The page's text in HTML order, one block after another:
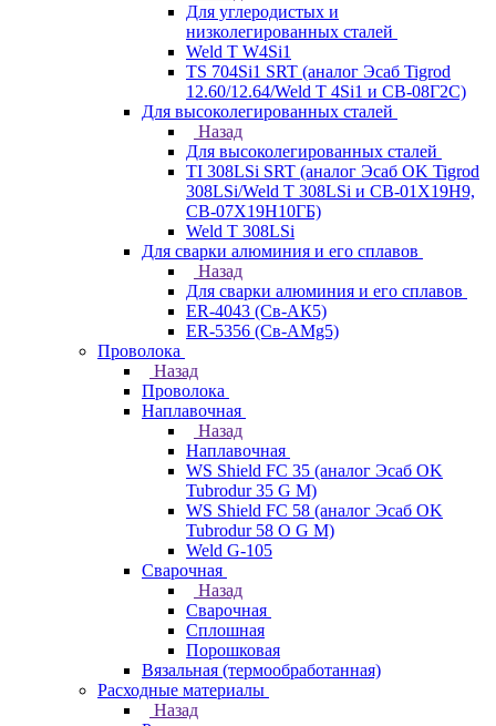
Для углеродистых и
низколегированных сталей
Weld T W4Si1
TS 704Si1 SRT (аналог Эсаб Tigrod
12.60/12.64/Weld T 4Si1 и СВ-08Г2С)
Для высоколегированных сталей
Назад
Для высоколегированных сталей
TI 308LSi SRT (аналог Эсаб OK Tigrod
308LSi/Weld T 308LSi и СВ-01Х19Н9,
СВ-07Х19Н10ГБ)
Weld T 308LSi
Для сварки алюминия и его сплавов
Назад
Для сварки алюминия и его сплавов
ER-4043 (Св-АК5)
ER-5356 (Св-АМg5)
Проволока
Назад
Проволока
Наплавочная
Назад
Наплавочная
WS Shield FC 35 (аналог Эсаб OK
Tubrodur 35 G M)
WS Shield FC 58 (аналог Эсаб OK
Tubrodur 58 O G M)
Weld G-105
Сварочная
Назад
Сварочная
Сплошная
Порошковая
Вязальная (термообработанная)
Расходные материалы
Назад